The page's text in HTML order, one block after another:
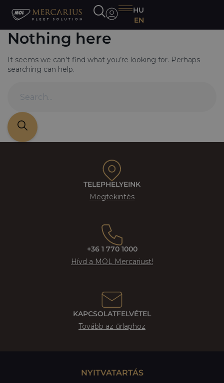
HU
EN
Nothing here
It seems we can’t find what you’re looking for. Perhaps
searching can help.
TELEPHELYEINK
Megtekintés
+36 1 770 1000
Hívd a MOL Mercariust!
KAPCSOLATFELVÉTEL
Tovább az űrlaphoz
NYITVATARTÁS